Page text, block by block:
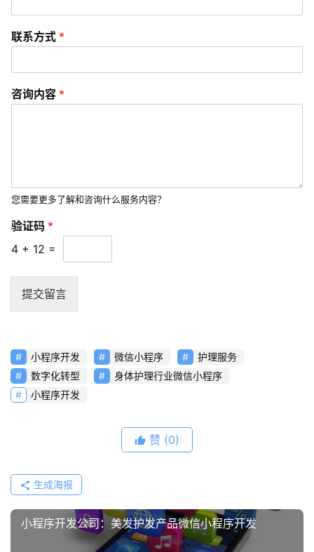
分
问
题
络
联系方式 *
咨询内容 *
您需要更多了解和咨询什么服务内容？
验证码 *
4 + 12 =
提交留言
小程序开发 微信小程序
护理服务
数字化转型
身体护理行业微信小程序
小程序开发
赞 (0)
生成海报
小程序开发公司：美发护发产品微信小程序开发